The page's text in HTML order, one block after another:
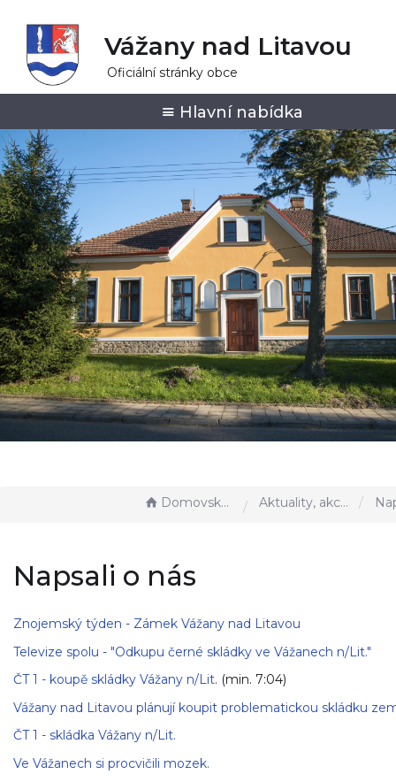
Vážany nad Litavou
Oficiální stránky obce
Hlavní nabídka
Domovská stránka Aktuality, akce u nás
Napsali o nás
Znojemský týden - Zámek Vážany nad Litavou
Televize spolu - "Odkupu černé skládky ve Vážanech n/Lit."
ČT 1 - koupě skládky Vážany n/Lit. (min. 7:04)
Vážany nad Litavou plánují koupit problematickou skládku
ČT 1 - skládka Vážany n/Lit.
Ve Vážanech si procvičili mozek.